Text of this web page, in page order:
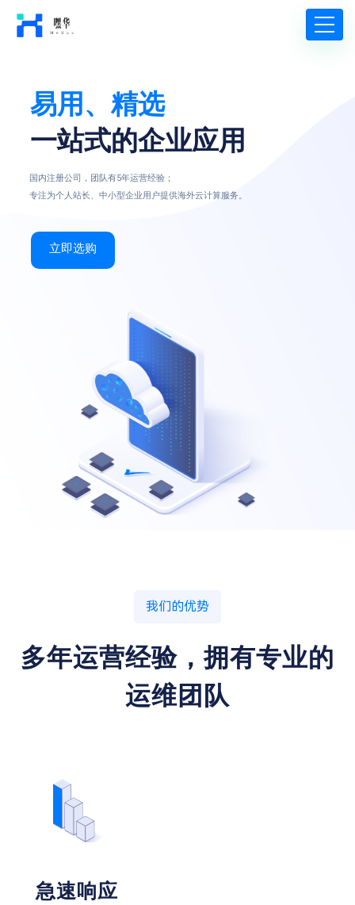
我们的优势
多年运营经验，拥有专业的
运维团队
急速响应